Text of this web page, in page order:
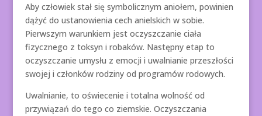
Aby człowiek stał się symbolicznym aniołem, powinien
dążyć do ustanowienia cech anielskich w sobie.
Pierwszym warunkiem jest oczyszczanie ciała
fizycznego z toksyn i robaków. Następny etap to
oczyszczanie umysłu z emocji i uwalnianie przeszłości
swojej i członków rodziny od programów rodowych.
Uwalnianie, to oświecenie i totalna wolność od
przywiązań do tego co ziemskie. Oczyszczania